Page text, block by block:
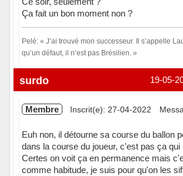
Ça fait un bon moment non ?
Pelé: « J’ai trouvé mon successeur. Il s’appelle
qu’un défaut, il n’est pas Brésilien. »
Hors ligne 19-05-
surdo
Membre Inscrit(e): 27-04-2022
Euh non, il détourne sa course du ballon
dans la course du joueur, c'est pas ça qui
Certes on voit ça en permanence mais
comme habitude, je suis pour qu'on les